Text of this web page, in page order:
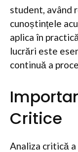
student, având
cunoștințele
aplica în
lucrări este
continuă a
Critice
Analiza critică